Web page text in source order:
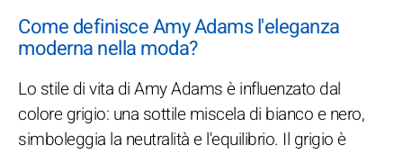
Come definisce Amy Adams l'eleganza
moderna nella moda?
Lo stile di vita di Amy Adams è influenzato dal
colore grigio: una sottile miscela di bianco e nero,
simboleggia la neutralità e l'equilibrio. Il grigio è